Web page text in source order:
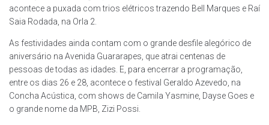
acontece a puxada com trios elétricos trazendo Bell Marques e Raí
Saia Rodada, na Orla 2.
As festividades ainda contam com o grande desfile alegórico de
aniversário na Avenida Guararapes, que atrai centenas de
pessoas de todas as idades. E, para encerrar a programação,
entre os dias 26 e 28, acontece o festival Geraldo Azevedo, na
Concha Acústica, com shows de Camila Yasmine, Dayse Goes e
o grande nome da MPB, Zizi Possi.